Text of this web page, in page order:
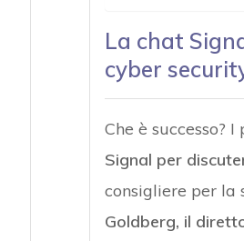
La chat
cyber
Che è successo?
Signal per
consigliere per la
Goldberg, il